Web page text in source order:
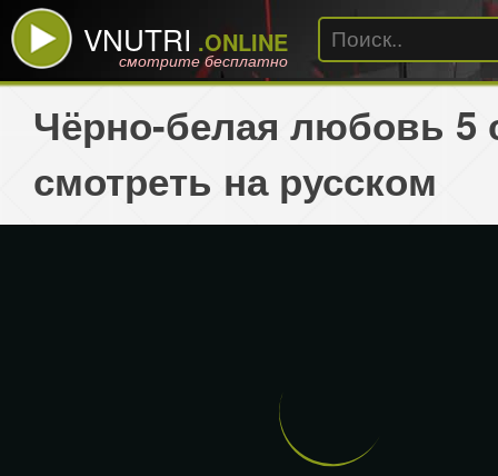
VNUTRI .ONLINE
смотрите бесплатно
Чёрно-белая любовь 5
смотреть на русском